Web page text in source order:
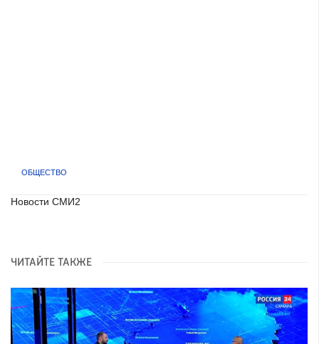
ОБЩЕСТВО
Новости СМИ2
ЧИТАЙТЕ ТАКЖЕ